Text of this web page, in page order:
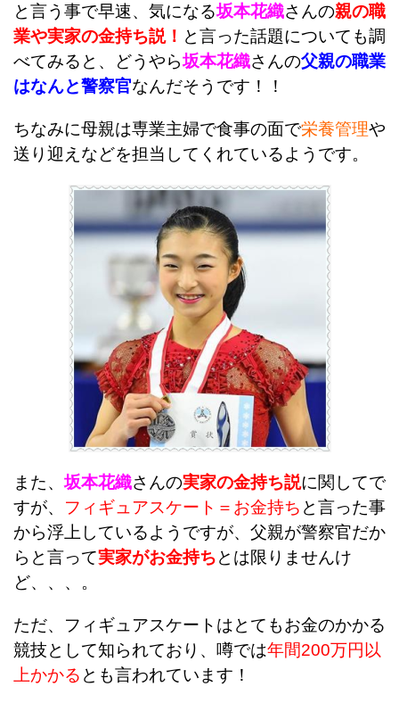
と言う事で早速、気になる坂本花織さんの親の職
業や実家の金持ち説！ と言った話題についても調
べてみると、どうやら坂本花織さんの父親の職業
はなんと警察官なんだそうです！！
ちなみに母親は専業主婦で食事の面で栄養管理や
送り迎えなどを担当してくれているようです。
また、坂本花織さんの実家の金持ち説に関してで
すが、 フィギュアスケート＝お金持ち と言った事
から浮上しているようですが、 父親が警察官だか
らと言って実家がお金持ちとは限りませんけ
ど、、、。
ただ、フィギュアスケートはとてもお金のかかる
競技として知られており、 噂では年間200万円以
上かかる とも言われています！